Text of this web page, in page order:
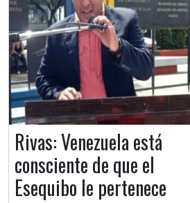
Rivas: Venezuela está
consciente de que el
Esequibo le pertenece